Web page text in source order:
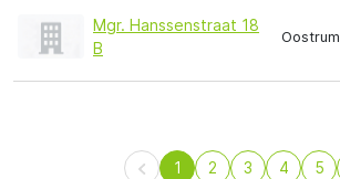
Mgr. Hanssenstraat 18
B
Oostrum
1 2 3 4 5